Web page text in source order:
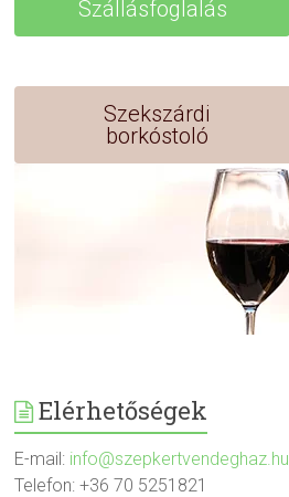
Szállásfoglalás
Szekszárdi
borkóstoló
Elérhetőségek
E-mail: info@szepkertvendeghaz.hu
Telefon: +36 70 5251821